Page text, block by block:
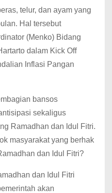
telur, dan ayam yang
Hal tersebut
(Menko) Bidang
dalam Kick Off
Inflasi Pangan
bansos
sekaligus
Ramadhan dan Idul Fitri.
masyarakat yang berhak
dan Idul Fitri?
dan Idul Fitri
akan